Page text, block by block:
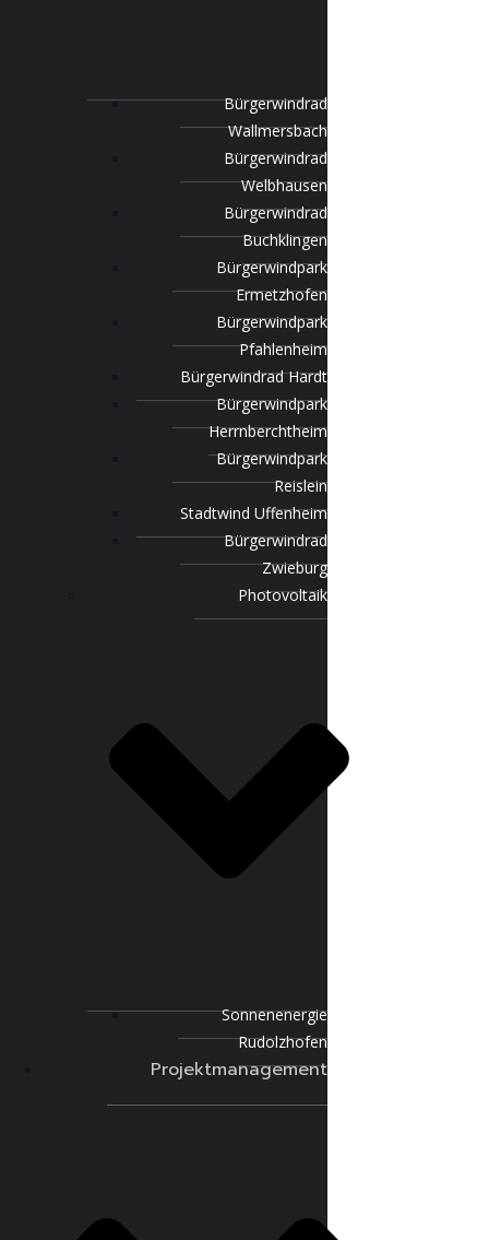
Bürgerwindrad
Wallmersbach
Bürgerwindrad
Welbhausen
Bürgerwindrad
Buchklingen
Bürgerwindpark
Ermetzhofen
Bürgerwindpark
Pfahlenheim
Bürgerwindrad Hardt
Bürgerwindpark
Herrnberchtheim
Bürgerwindpark
Reislein
Stadtwind Uffenheim
Bürgerwindrad
Zwieburg
Photovoltaik
Sonnenenergie
Rudolzhofen
Projektmanagement